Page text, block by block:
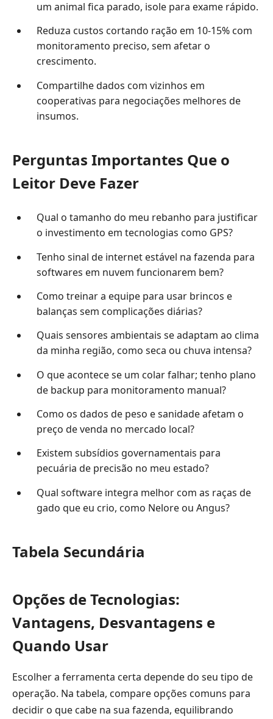
um animal fica parado, isole para exame rápido.
Reduza custos cortando ração em 10-15% com
monitoramento preciso, sem afetar o
crescimento.
Compartilhe dados com vizinhos em
cooperativas para negociações melhores de
insumos.
Perguntas Importantes Que o
Leitor Deve Fazer
Qual o tamanho do meu rebanho para justificar
o investimento em tecnologias como GPS?
Tenho sinal de internet estável na fazenda para
softwares em nuvem funcionarem bem?
Como treinar a equipe para usar brincos e
balanças sem complicações diárias?
Quais sensores ambientais se adaptam ao clima
da minha região, como seca ou chuva intensa?
O que acontece se um colar falhar; tenho plano
de backup para monitoramento manual?
Como os dados de peso e sanidade afetam o
preço de venda no mercado local?
Existem subsídios governamentais para
pecuária de precisão no meu estado?
Qual software integra melhor com as raças de
gado que eu crio, como Nelore ou Angus?
Tabela Secundária
Opções de Tecnologias:
Vantagens, Desvantagens e
Quando Usar
Escolher a ferramenta certa depende do seu tipo de
operação. Na tabela, compare opções comuns para
decidir o que cabe na sua fazenda, equilibrando